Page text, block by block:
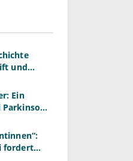
und
Ein
Parkinson
fordert